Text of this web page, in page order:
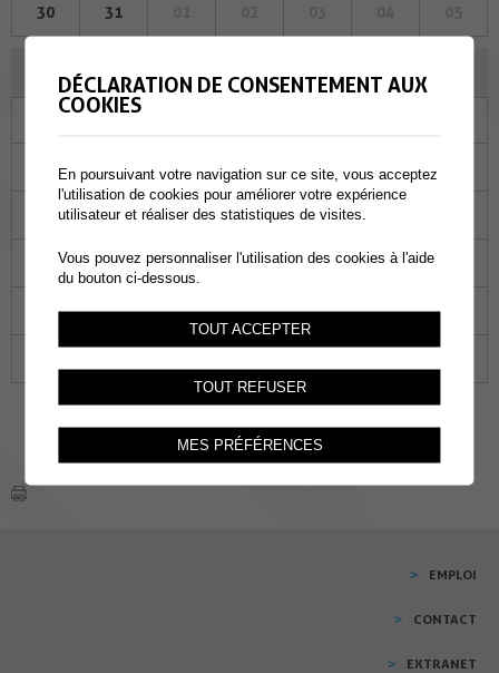
30 31
NOVEMBRE 2023
01 02 03
07 08 09 10
14 15 16 17 18
21 22 23 24 25
EMPLOI
CONTACT
EXTRANET
DÉCLARATION DE CONSENTEMENT AUX
COOKIES
En poursuivant votre navigation sur ce site, vous acceptez
l'utilisation de cookies pour améliorer votre expérience
utilisateur et réaliser des statistiques de visites.
Vous pouvez personnaliser l'utilisation des cookies à l'aide
du bouton ci-dessous.
TOUT ACCEPTER
TOUT REFUSER
MES PRÉFÉRENCES